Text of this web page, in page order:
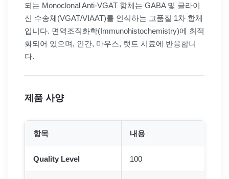
되는 Monoclonal Anti-VGAT 항체는 GABA 및 글라이
신 수송체(VGAT/VIAAT)를 인식하는 고품질 1차 항체
입니다. 면역조직화학(Immunohistochemistry)에 최적
화되어 있으며, 인간, 마우스, 랫트 시료에 반응합니
다.
제품 사양
항목 내용
Quality Level 100